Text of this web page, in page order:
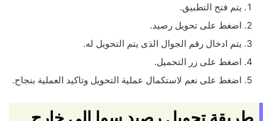
يتم فتح التطبيق.
اضغط على تحويل رصيد.
يتم ادخال رقم الجوال الذى يتم التحويل له.
اضغط على زر التحميل.
اضغط على نعم لاستكمال عملية التحويل وتاكيد العملية بنجاح.